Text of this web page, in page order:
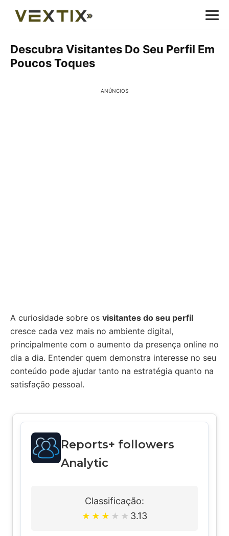
Descubra Visitantes Do Seu Perfil Em
Poucos Toques
ANÚNCIOS
A curiosidade sobre os visitantes do seu perfil
cresce cada vez mais no ambiente digital,
principalmente com o aumento da presença online no
dia a dia. Entender quem demonstra interesse no seu
conteúdo pode ajudar tanto na estratégia quanto na
satisfação pessoal.
Reports+ followers
Analytic
Classificação:
★ ★ ★ ★ ★ 3.13